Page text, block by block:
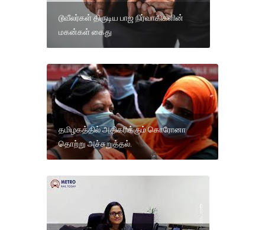
டூவீலர்கள் திருடிய பாஜ நிர்வாகிகளின்
மகன்கள் கைது
தமிழகத்தில் அதிகரிக்கும் கொரோனா
தொற்று அச்சுறுத்தல்.